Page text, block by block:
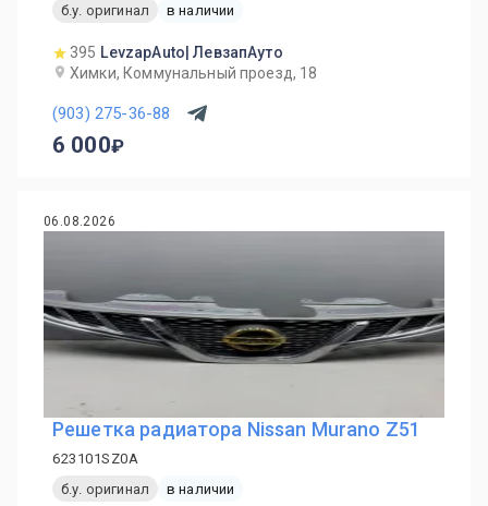
б.у. оригинал
в наличии
395 LevzapAuto| ЛевзапАуто
Химки, Коммунальный проезд, 18
(903) 275-36-88
6 000
06.08.2026
Решетка радиатора Nissan Murano Z51
623101SZ0A
б.у. оригинал
в наличии